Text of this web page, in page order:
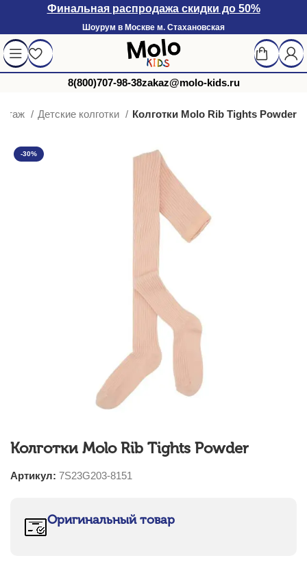
Финальная распродажа скидки до 50%
Шоурум в Москве м. Стахановская
8(800)707-98-38zakaz@molo-kids.ru
Детские колготки Колготки Molo Rib Tights Powder
-30%
Колготки Molo Rib Tights Powder
Артикул: 7S23G203-8151
Оригинальный товар